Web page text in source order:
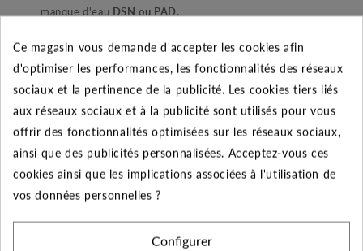
manque d'eau DSN ou PAD.
-Flotteur etcontacteur manométriqueassocié à un
réservoir à vessiepour l'automatisation de votre
pompe.
Référence Désignation
Moteur 2800 tr/min
Ce magasin vous demande d'accepter les cookies afin
d'optimiser les performances, les fonctionnalités des réseaux
sociaux et la pertinence de la publicité. Les cookies tiers liés
aux réseaux sociaux et à la publicité sont utilisés pour vous
offrir des fonctionnalités optimisées sur les réseaux sociaux,
ainsi que des publicités personnalisées. Acceptez-vous ces
cookies ainsi que les implications associées à l'utilisation de
vos données personnelles ?
Configurer